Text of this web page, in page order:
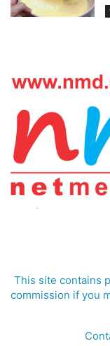
This site contains
commission if you